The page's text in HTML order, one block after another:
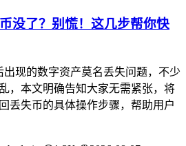
没了？别慌！这几步帮你快
出现的数字资产莫名丢失问题，不少
，本文明确告知大家无需紧张，将
丢失币的具体操作步骤，帮助用户